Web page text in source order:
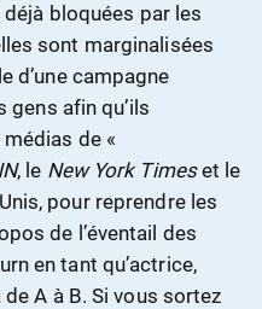
déjà bloquées par les
sont marginalisées
d’une campagne
gens afin qu’ils
de «
, le New York Timeset le
pour reprendre les
de l’éventail des
en tant qu’actrice,
A à B. Si vous sortez